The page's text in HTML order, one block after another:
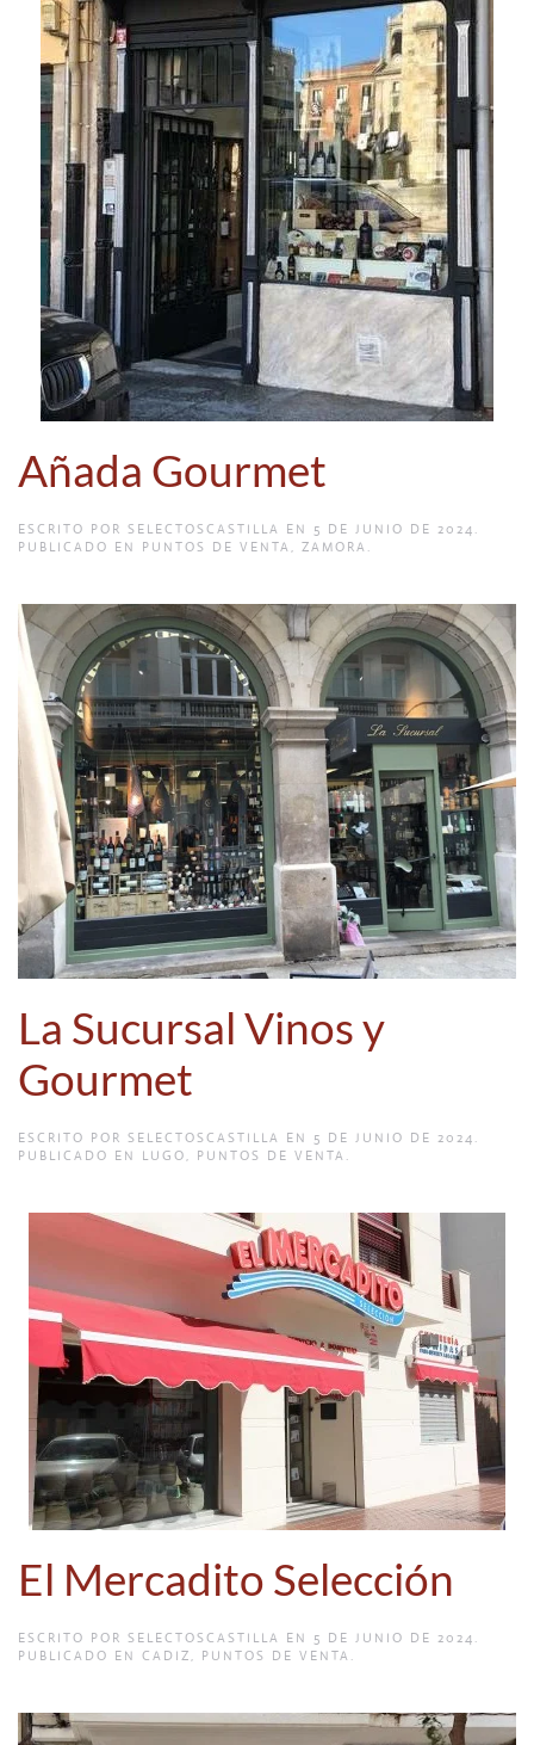
Añada Gourmet
ESCRITO POR SELECTOSCASTILLA EN 5 DE JUNIO DE 2024 .
PUBLICADO EN PUNTOS DE VENTA, ZAMORA .
La Sucursal Vinos y
Gourmet
ESCRITO POR SELECTOSCASTILLA EN 5 DE JUNIO DE 2024 .
PUBLICADO EN LUGO, PUNTOS DE VENTA .
El Mercadito Selección
ESCRITO POR SELECTOSCASTILLA EN 5 DE JUNIO DE 2024 .
PUBLICADO EN CADIZ, PUNTOS DE VENTA .